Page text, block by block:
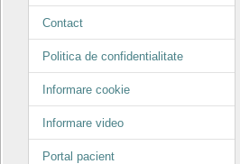
Contact
Politica de confidentialitate
Informare cookie
Informare video
Portal pacient